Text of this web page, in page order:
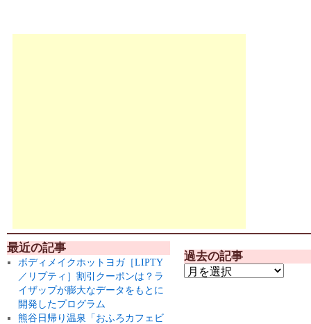
最近の記事
ボディメイクホットヨガ［LIPTY
／リプティ］割引クーポンは？ラ
イザップが膨大なデータをもとに
開発したプログラム
熊谷日帰り温泉「おふろカフェビ
過去の記事